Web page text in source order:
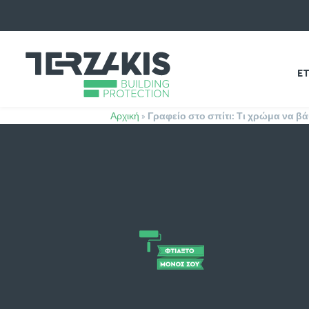
Αρχική » Γραφείο στο σπίτι: Τι χρώμα να